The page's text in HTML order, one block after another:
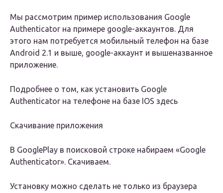
Мы рассмотрим пример использования Google
Authenticator на примере google-аккаунтов. Для
этого нам потребуется мобильный телефон на базе
Android 2.1 и выше, google-аккаунт и вышеназванное
приложение.
Подробнее о том, как установить Google
Authenticator на телефоне на базе IOS здесь
Скачивание приложения
В GooglePlay в поисковой строке набираем «Google
Authenticator». Скачиваем.
Установку можно сделать не только из браузера